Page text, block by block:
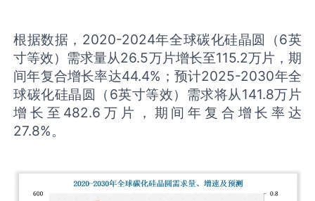
根据数据，2020-2024年全球碳化硅晶圆（6英
寸等效）需求量从26.5万片增长至115.2万片，期
间年复合增长率达44.4%；预计2025-2030年全
球碳化硅晶圆（6英寸等效）需求将从141.8万片
增长至482.6万片，期间年复合增长率达
27.8%。